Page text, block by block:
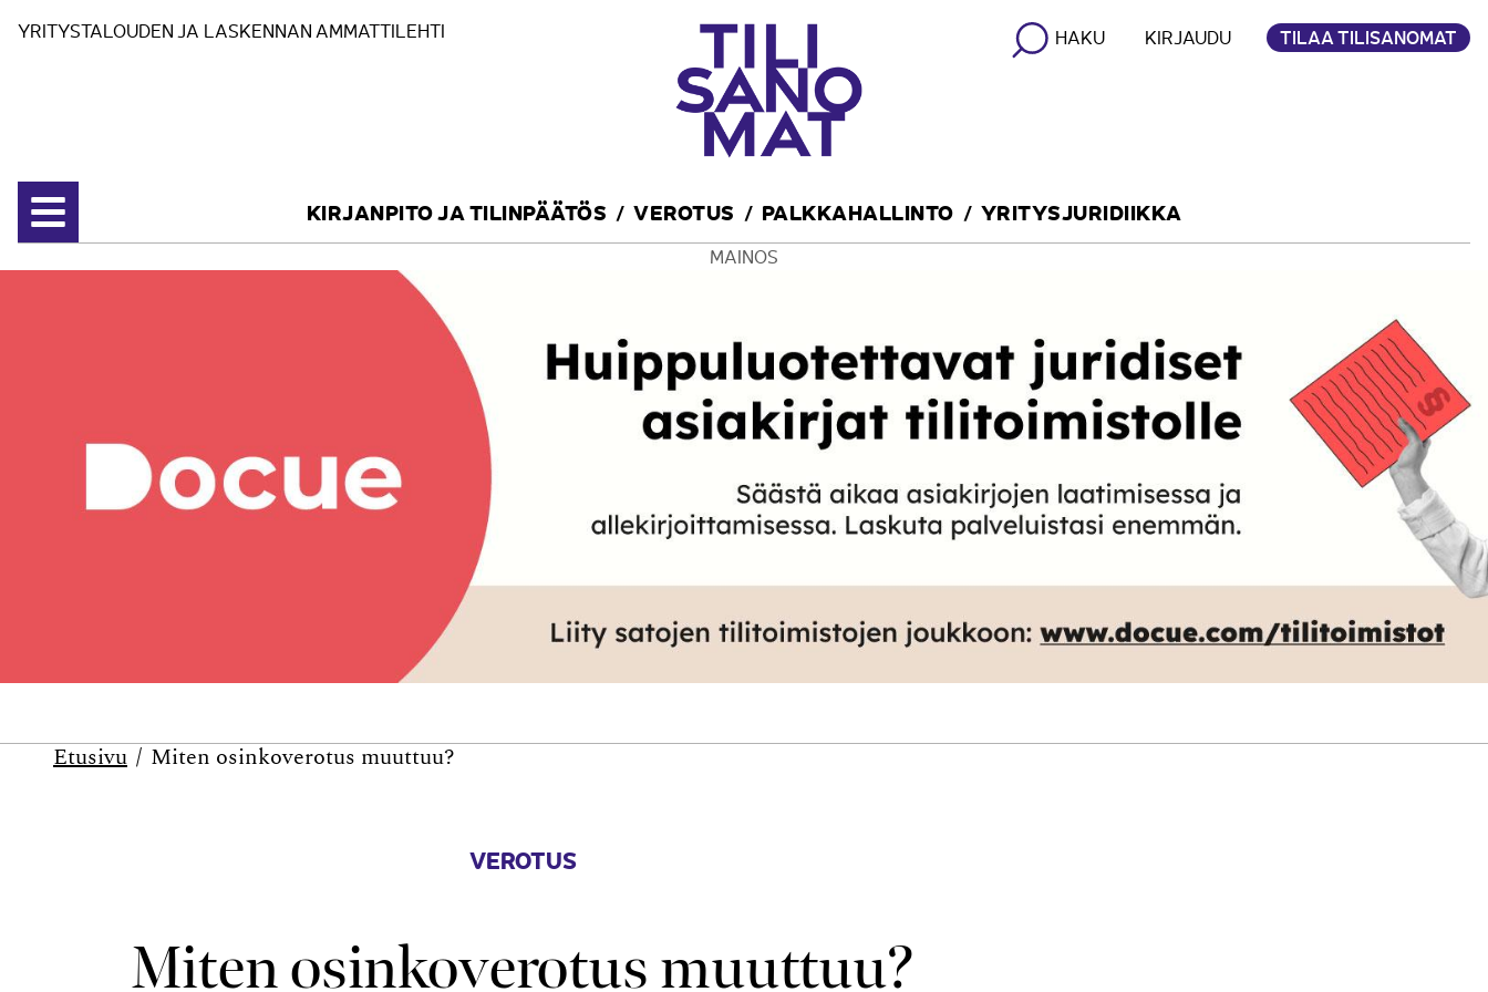
YRITYSTALOUDEN JA LASKENNAN AMMATTILEHTI HAKU KIRJAUDU TILAA TILISANOMAT
Avaa valikko
KIRJANPITO JA TILINPÄÄTÖS VEROTUS PALKKAHALLINTO YRITYSJURIDIIKKA
MAINOS
Etusivu Miten osinkoverotus muuttuu?
VEROTUS
Miten osinkoverotus muuttuu?